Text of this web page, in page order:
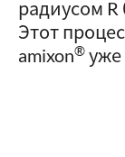
радиусом
Этот
amixon® уже